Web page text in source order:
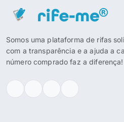
Somos uma plataforma de rifas
com a transparência e a ajuda a
número comprado faz a diferença!